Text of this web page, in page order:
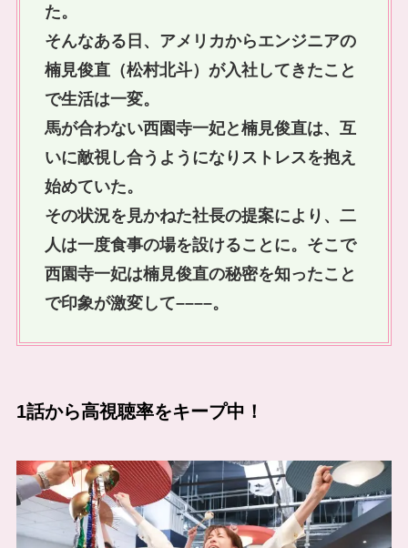
た。
そんなある日、アメリカからエンジニアの
楠見俊直（松村北斗）が入社してきたこと
で生活は一変。
馬が合わない西園寺一妃と楠見俊直は、互
いに敵視し合うようになりストレスを抱え
始めていた。
その状況を見かねた社長の提案により、二
人は一度食事の場を設けることに。そこで
西園寺一妃は楠見俊直の秘密を知ったこと
で印象が激変して––––。
1話から高視聴率をキープ中！